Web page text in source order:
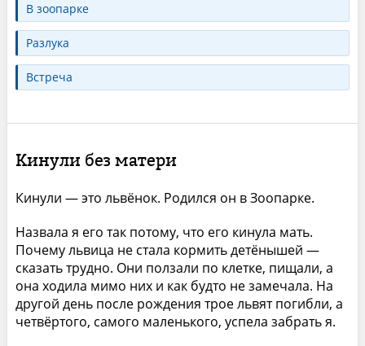
В зоопарке
Разлука
Встреча
Кинули без матери
Кинули — это львёнок. Родился он в Зоопарке.
Назвала я его так потому, что его кинула мать.
Почему львица не стала кормить детёнышей —
сказать трудно. Они ползали по клетке, пищали, а
она ходила мимо них и как будто не замечала. На
другой день после рождения трое львят погибли, а
четвёртого, самого маленького, успела забрать я.